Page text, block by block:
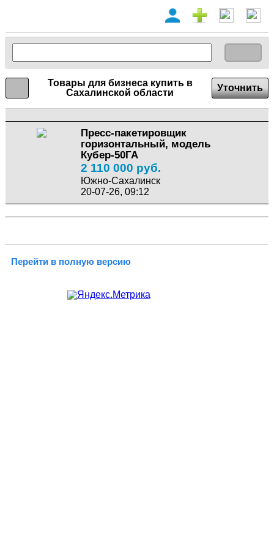
Товары для бизнеса купить в
Сахалинской области
Уточнить
Пресс-пакетировщик
горизонтальный, модель
Кубер-50ГА
2 110 000 руб.
Южно-Сахалинск
20-07-26, 09:12
Перейти в полную версию